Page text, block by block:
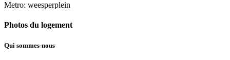
Metro: weesperplein
Photos du logement
Qui sommes-nous